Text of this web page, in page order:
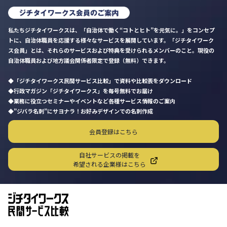
私たちジチタイワークスは、「自治体で働く“コトとヒト”を元気に。」をコンセプ
トに、自治体職員を応援する様々なサービスを展開しています。「ジチタイワーク
ス会員」とは、それらのサービスおよび特典を受けられるメンバーのこと。現役の
自治体職員および地方議会関係者限定で登録（無料）できます。
「ジチタイワークス民間サービス比較」で資料や比較表をダウンロード
行政マガジン「ジチタイワークス」を毎号無料でお届け
業務に役立つセミナーやイベントなど各種サービス情報のご案内
”ジバラ名刺”にサヨナラ！お好みデザインでの名刺作成
会員登録はこちら
自社サービスの掲載を
希望される企業様はこちら